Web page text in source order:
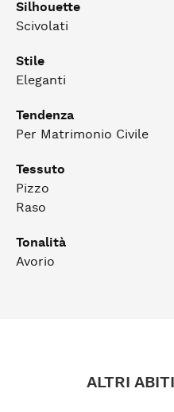
Silhouette
Scivolati
Stile
Eleganti
Tendenza
Per Matrimonio Civile
Tessuto
Pizzo
Raso
Tonalità
Avorio
ALTRI